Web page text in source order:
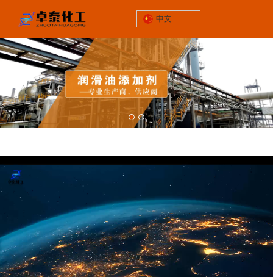
锦州市太和区
三屯工业园928号
联系电话
13464652539
中文
关于我们
您当前的位置：首页/首页